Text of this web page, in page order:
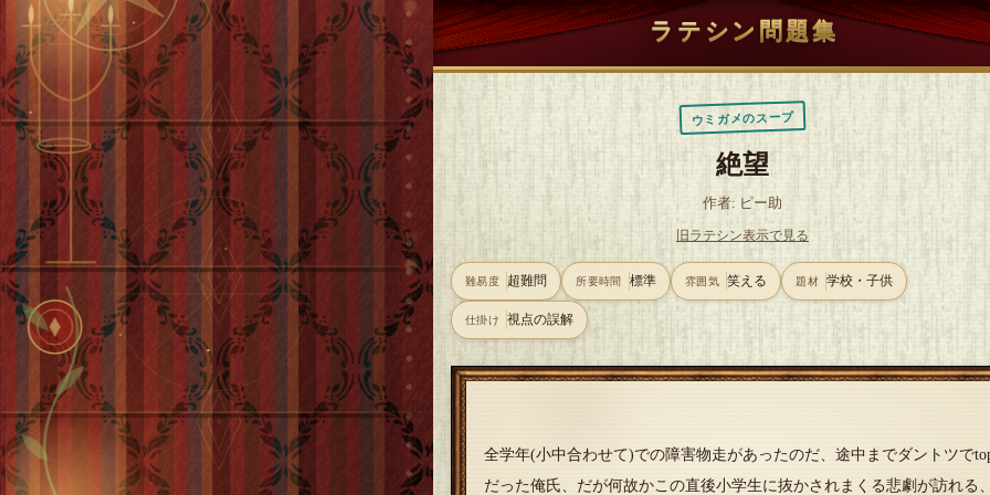
ラテシン問題集
ウミガメのスープ
絶望
作者: ピー助
旧ラテシン表示で見る
難易度 超難問 所要時間 標準 雰囲気 笑える 題材 学校・子供
仕掛け 視点の誤解
全学年(小中合わせて)での障害物走があったのだ、途中までダントツで
だった俺氏、だが何故かこの直後小学生に抜かされまくる悲劇が訪れる